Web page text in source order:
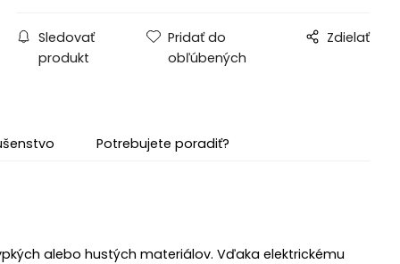
Sledovať
produkt
Pridať do
obľúbených
Zdielať
Potrebujete poradiť?
alebo hustých materiálov. Vďaka elektrickému